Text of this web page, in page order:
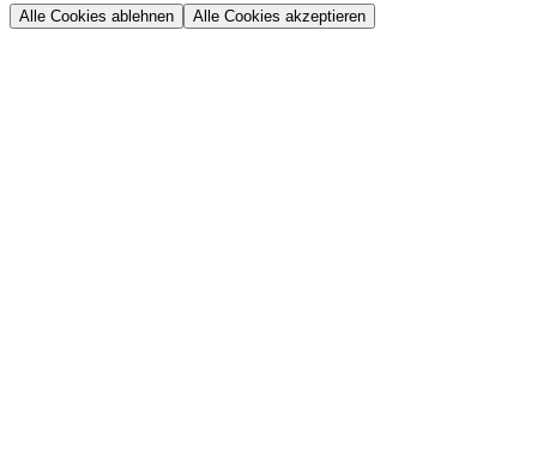
Alle Cookies ablehnen Alle Cookies akzeptieren